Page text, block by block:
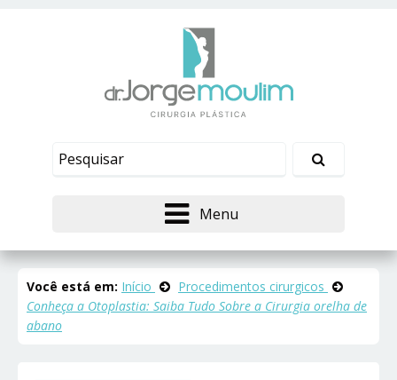
Menu
Você está em: Início
Procedimentos cirurgicos
Conheça a Otoplastia: Saiba Tudo Sobre a Cirurgia orelha de
abano